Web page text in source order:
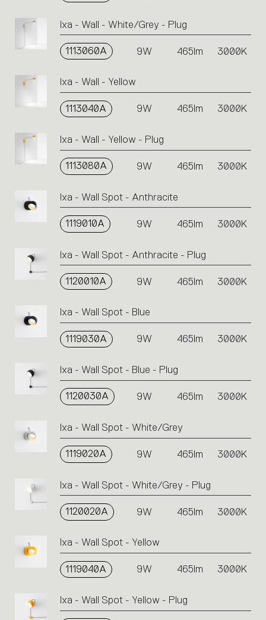
Ixa - Wall - White/Grey - Plug
1113060A 9W 465lm 3000K
Ixa - Wall - Yellow
1113040A 9W 465lm 3000K
Ixa - Wall - Yellow - Plug
1113080A 9W 465lm 3000K
Ixa - Wall Spot - Anthracite
1119010A 9W 465lm 3000K
Ixa - Wall Spot - Anthracite - Plug
1120010A 9W 465lm 3000K
Ixa - Wall Spot - Blue
1119030A 9W 465lm 3000K
Ixa - Wall Spot - Blue - Plug
1120030A 9W 465lm 3000K
Ixa - Wall Spot - White/Grey
1119020A 9W 465lm 3000K
Ixa - Wall Spot - White/Grey - Plug
1120020A 9W 465lm 3000K
Ixa - Wall Spot - Yellow
1119040A 9W 465lm 3000K
Ixa - Wall Spot - Yellow - Plug